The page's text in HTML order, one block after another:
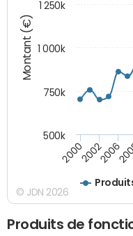
Montant (€)
200020022006
1 000k
500k
750k
1 250k
© JDN 2026
Produits de